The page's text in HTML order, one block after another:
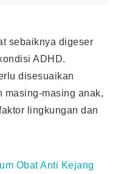
sebaiknya digeser
ADHD.
disesuaikan
masing-masing anak,
lingkungan dan
Obat Anti Kejang